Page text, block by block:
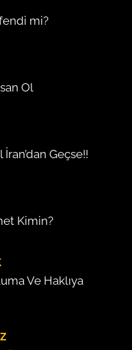
mi?
Ol
Geçse!!
Kimin?
Ve Haklıya